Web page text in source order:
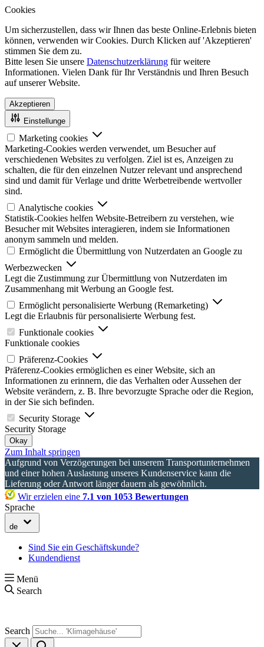
Cookies
Um sicherzustellen, dass wir Ihnen das beste Online-Erlebnis bieten
können, verwenden wir Cookies. Durch Klicken auf 'Akzeptieren'
stimmen Sie dem zu.
Bitte lesen Sie unsere Datenschutzerklärung für weitere
Informationen. Vielen Dank für Ihr Verständnis und Ihren Besuch
auf unserer Website.
Akzeptieren
Einstellunge
Marketing cookies
Marketing-Cookies werden verwendet, um Besucher auf
verschiedenen Websites zu verfolgen. Ziel ist es, Anzeigen zu
schalten, die für den einzelnen Nutzer relevant und ansprechend
sind und damit für Verlage und dritte Werbetreibende wertvoller
sind.
Analytische cookies
Statistik-Cookies helfen Website-Betreibern zu verstehen, wie
Besucher mit Websites interagieren, indem sie Informationen
anonym sammeln und melden.
Ermöglicht die Übermittlung von Nutzerdaten an Google zu
Werbezwecken
Legt die Zustimmung zur Übermittlung von Nutzerdaten im
Zusammenhang mit Werbung an Google fest.
Ermöglicht personalisierte Werbung (Remarketing)
Legt die Erlaubnis für personalisierte Werbung fest.
Funktionale cookies
Funktionale cookies
Präferenz-Cookies
Präferenz-Cookies ermöglichen es einer Website, sich an
Informationen zu erinnern, die das Verhalten oder Aussehen der
Website verändern, z. B. Ihre bevorzugte Sprache oder die Region,
in der Sie sich befinden.
Security Storage
Security Storage
Okay
Zum Inhalt springen
Aufgrund von Verzögerungen bei unserem Transportunternehmen
und einer hohen Auslastung unseres Kundenservice kann die
Lieferung oder Antwort länger dauern als gewöhnlich.
Wir erzielen eine 7.1 von 1053 Bewertungen
Sprache
de
Sind Sie ein Geschäftskunde?
Kundendienst
Menü
Search
Search